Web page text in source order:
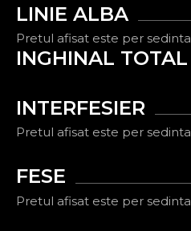
LINIE ALBA
Pretul afisat este per sedinta
INGHINAL TOTAL
INTERFESIER
Pretul afisat este per sedinta
FESE
Pretul afisat este per sedinta